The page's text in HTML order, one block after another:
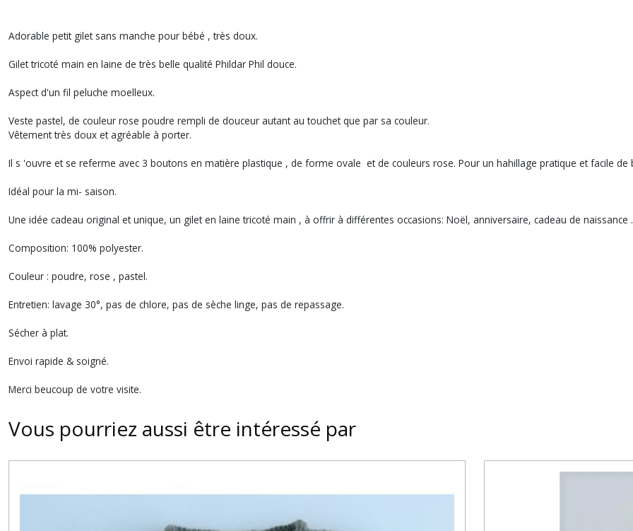
Adorable petit gilet sans manche pour bébé , très doux.
Gilet tricoté main en laine de très belle qualité Phildar Phil douce.
Aspect d'un fil peluche moelleux.
Veste pastel, de couleur rose poudre rempli de douceur autant au touchet que par sa couleur.
Vêtement très doux et agréable à porter.
Il s 'ouvre et se referme avec 3 boutons en matière plastique , de forme ovale et de couleurs rose. Pour un hahillage pratique et facile de
Idéal pour la mi- saison.
Une idée cadeau original et unique, un gilet en laine tricoté main , à offrir à différentes occasions: Noël, anniversaire, cadeau de naissance
Composition: 100% polyester.
Couleur : poudre, rose , pastel.
Entretien: lavage 30°, pas de chlore, pas de sèche linge, pas de repassage.
Sécher à plat.
Envoi rapide & soigné.
Merci beucoup de votre visite.
Vous pourriez aussi être intéressé par